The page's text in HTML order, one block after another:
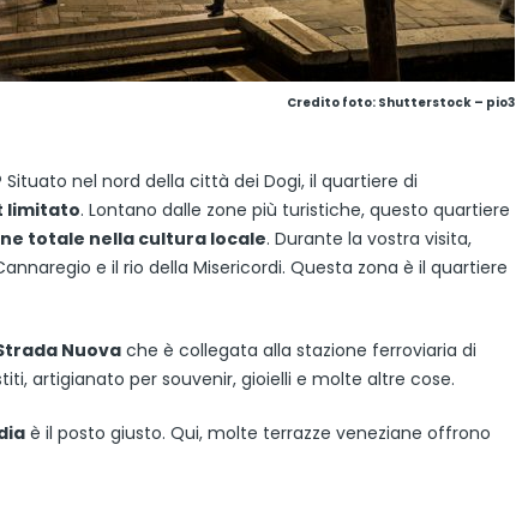
Credito foto: Shutterstock – pio3
nel nord della città dei Dogi, il quartiere di
limitato. Lontano dalle zone più turistiche, questo quartiere
totale nella cultura locale. Durante la vostra visita,
e il rio della Misericordi. Questa zona è il quartiere
Nuova che è collegata alla stazione ferroviaria di
artigianato per souvenir, gioielli e molte altre cose.
è il posto giusto. Qui, molte terrazze veneziane offrono